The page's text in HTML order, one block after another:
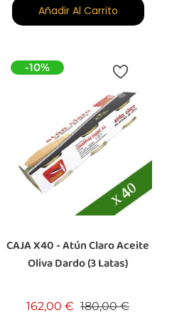
Añadir Al Carrito
-10%
CAJA X40 - Atún Claro Aceite
Oliva Dardo (3 Latas)
162,00 € Precio base
180,00 €Precio